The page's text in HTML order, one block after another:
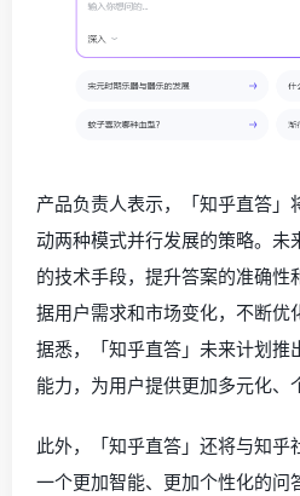
产品负责人表示，「知乎直答」
动两种模式并行发展的策略。未
的技术手段，提升答案的准确性
据用户需求和市场变化，不断优
据悉，「知乎直答」未来计划推
能力，为用户提供更加多元化、
此外，「知乎直答」还将与知乎
一个更加智能、更加个性化的问